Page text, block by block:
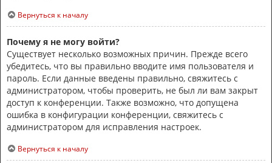
Вернуться к началу
Почему я не могу войти?
Существует несколько возможных причин. Прежде всего
убедитесь, что вы правильно вводите имя пользователя и
пароль. Если данные введены правильно, свяжитесь с
администратором, чтобы проверить, не был ли вам закрыт
доступ к конференции. Также возможно, что допущена
ошибка в конфигурации конференции, свяжитесь с
администратором для исправления настроек.
Вернуться к началу